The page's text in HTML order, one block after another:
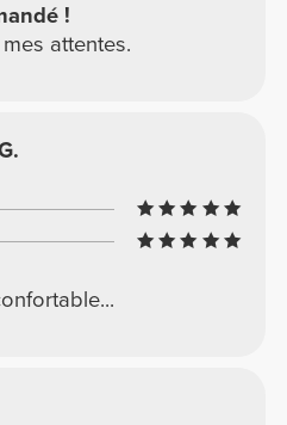
!
attentes.